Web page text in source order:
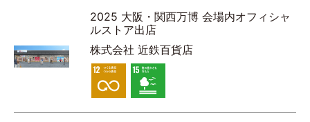
2025 大阪・関西万博 会場内オフィシャ
ルストア出店
株式会社 近鉄百貨店